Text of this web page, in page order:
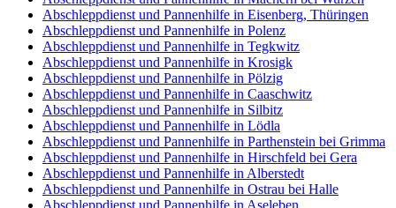
Abschleppdienst und Pannenhilfe in Eisenberg, Thüringen
Abschleppdienst und Pannenhilfe in Polenz
Abschleppdienst und Pannenhilfe in Tegkwitz
Abschleppdienst und Pannenhilfe in Krosigk
Abschleppdienst und Pannenhilfe in Pölzig
Abschleppdienst und Pannenhilfe in Caaschwitz
Abschleppdienst und Pannenhilfe in Silbitz
Abschleppdienst und Pannenhilfe in Lödla
Abschleppdienst und Pannenhilfe in Parthenstein bei Grimma
Abschleppdienst und Pannenhilfe in Hirschfeld bei Gera
Abschleppdienst und Pannenhilfe in Alberstedt
Abschleppdienst und Pannenhilfe in Ostrau bei Halle
Abschleppdienst und Pannenhilfe in Aseleben